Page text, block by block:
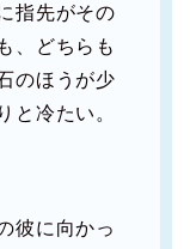
指先がその
、どちらも
のほうが少
と冷たい。
彼に向かっ